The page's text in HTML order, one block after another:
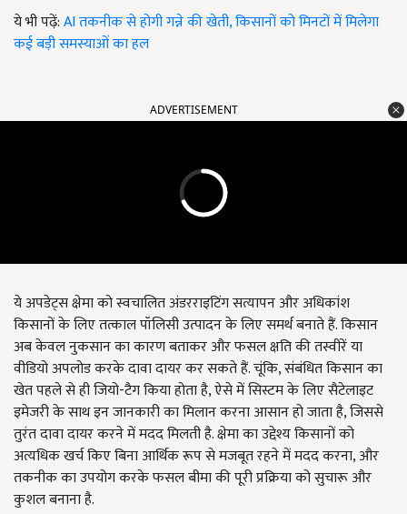
ये भी पढ़ें:AI तकनीक से होगी गन्ने की खेती, किसानों को मिनटों में मिलेगा
कई बड़ी समस्याओं का हल
ADVERTISEMENT
ये अपडेट्स क्षेमा को स्वचालित अंडरराइटिंग सत्यापन और अधिकांश
किसानों के लिए तत्काल पॉलिसी उत्पादन के लिए समर्थ बनाते हैं. किसान
अब केवल नुकसान का कारण बताकर और फसल क्षति की तस्वीरें या
वीडियो अपलोड करके दावा दायर कर सकते हैं. चूंकि, संबंधित किसान का
खेत पहले से ही जियो-टैग किया होता है, ऐसे में सिस्टम के लिए सैटेलाइट
इमेजरी के साथ इन जानकारी का मिलान करना आसान हो जाता है, जिससे
तुरंत दावा दायर करने में मदद मिलती है. क्षेमा का उद्देश्य किसानों को
अत्यधिक खर्च किए बिना आर्थिक रूप से मजबूत रहने में मदद करना, और
तकनीक का उपयोग करके फसल बीमा की पूरी प्रक्रिया को सुचारू और
कुशल बनाना है.